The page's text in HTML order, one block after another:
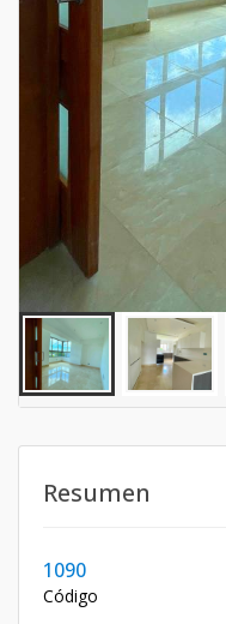
Resumen
1090
Código